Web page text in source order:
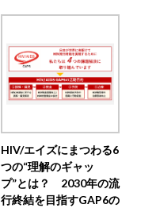
HIV/エイズにまつわる6
つの“理解のギャッ
プ”とは？ 2030年の流
行終結を目指すGAP6の